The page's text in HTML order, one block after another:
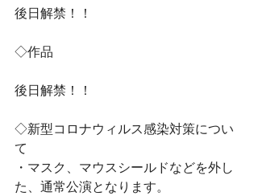
後日解禁！！
◇作品
後日解禁！！
◇新型コロナウィルス感染対策につい
て
・マスク、マウスシールドなどを外し
た、通常公演となります。